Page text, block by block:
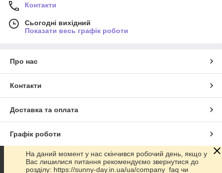
Контакти
Сьогодні вихідний
Показати весь графік роботи
Про нас
Контакти
Доставка та оплата
Графік роботи
Повна версія сайту
На даний момент у нас скінчився робочий день, якщо у
Вас лишилися питання рекомендуємо звернутися до
розділу: https://sunny-day.in.ua/ua/company_faq чи